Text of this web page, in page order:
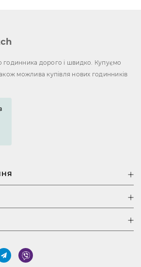
годинника дорого і швидко. Купуємо
можлива купівля нових годинників